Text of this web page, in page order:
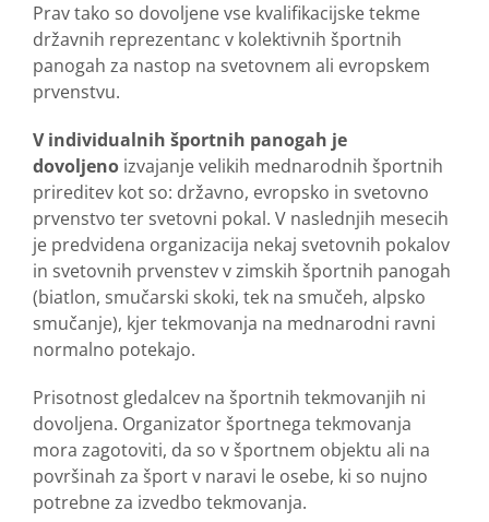
Prav tako so dovoljene vse kvalifikacijske tekme
državnih reprezentanc v kolektivnih športnih
panogah za nastop na svetovnem ali evropskem
prvenstvu.
V individualnih športnih panogah je
dovoljeno izvajanje velikih mednarodnih športnih
prireditev kot so: državno, evropsko in svetovno
prvenstvo ter svetovni pokal. V naslednjih mesecih
je predvidena organizacija nekaj svetovnih pokalov
in svetovnih prvenstev v zimskih športnih panogah
(biatlon, smučarski skoki, tek na smučeh, alpsko
smučanje), kjer tekmovanja na mednarodni ravni
normalno potekajo.
Prisotnost gledalcev na športnih tekmovanjih ni
dovoljena. Organizator športnega tekmovanja
mora zagotoviti, da so v športnem objektu ali na
površinah za šport v naravi le osebe, ki so nujno
potrebne za izvedbo tekmovanja.